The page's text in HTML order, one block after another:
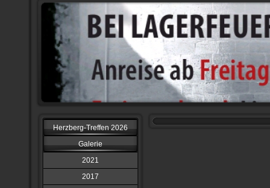
Herzberg-Treffen 2026
Galerie
2021
2017